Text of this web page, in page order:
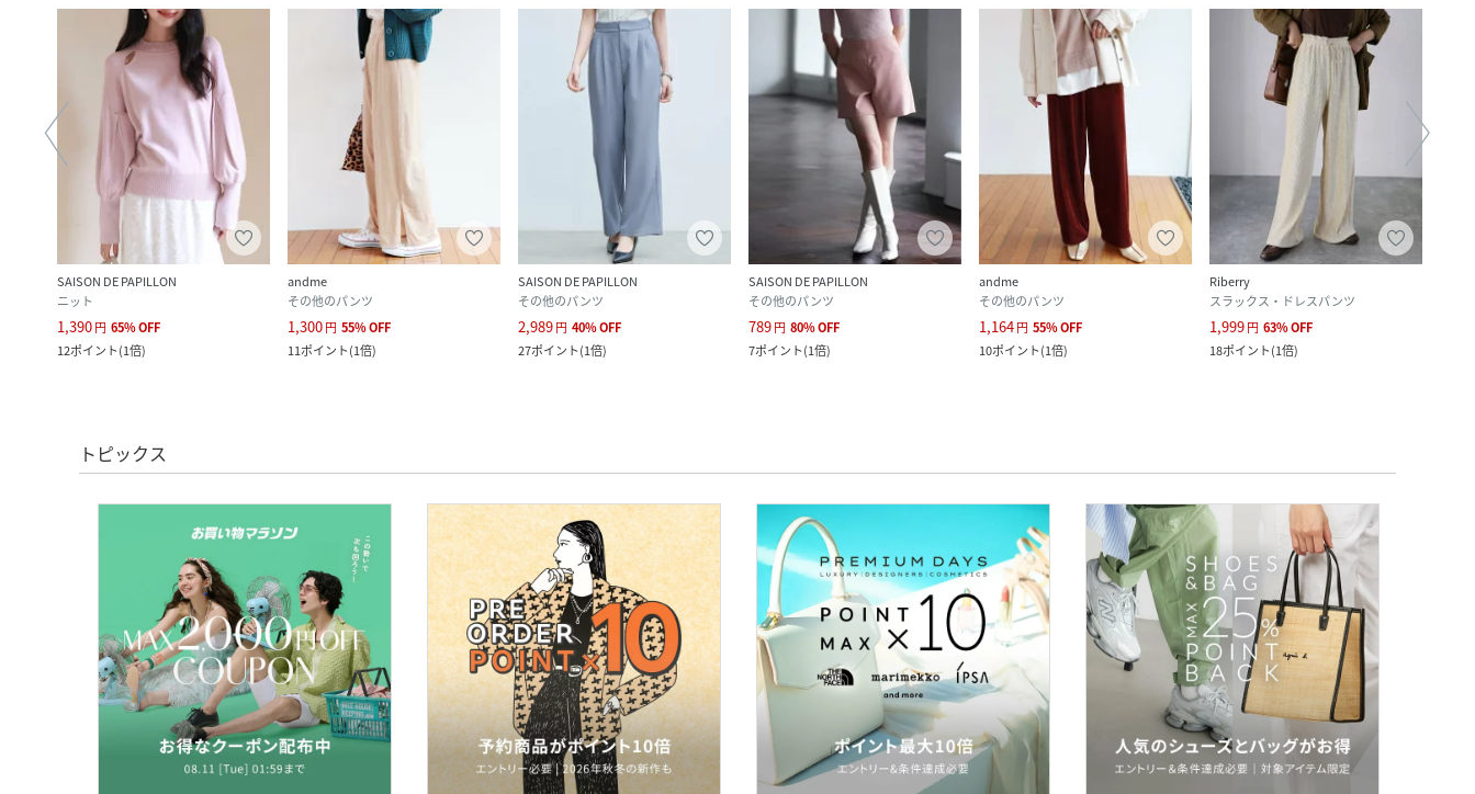
SAISON DE PAPILLON
ニット
1,390円 65%OFF
12ポイント(1倍)
andme
その他のパンツ
1,300円 55%OFF
11ポイント(1倍)
SAISON DE PAPILLON
その他のパンツ
2,989円 40%OFF
27ポイント(1倍)
SAISON DE PAPILLON
その他のパンツ
789円 80%OFF
7ポイント(1倍)
andme
その他のパンツ
1,164円 55%OFF
10ポイント(1倍)
Riberry
スラックス・ドレスパンツ
1,999円 63%OFF
18ポイント(1倍)
トピックス